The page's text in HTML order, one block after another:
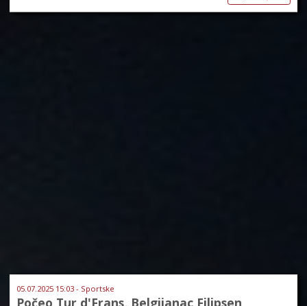
05.07.2025 15:03 - Sportske
Počeo Tur d'Frans, Belgijanac Filipsen